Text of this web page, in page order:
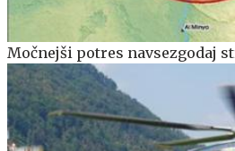
Močnejši potres navsezgodaj